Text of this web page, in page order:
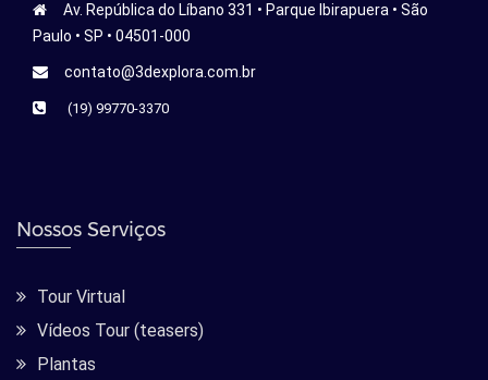
Av. República do Líbano 331 • Parque Ibirapuera • São
Paulo • SP • 04501-000
contato@3dexplora.com.br
(19) 99770-3370
Nossos Serviços
Tour Virtual
Vídeos Tour (teasers)
Plantas